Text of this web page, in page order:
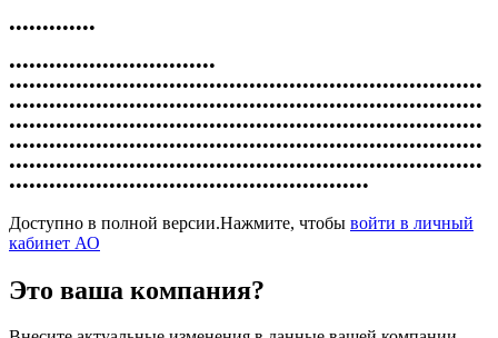
•••••••••••••
•••••••••••••••••••••••••••••••
•••••••••••••••••••••••••••••••••••••••••••••••••••••••••••••••••••••••
•••••••••••••••••••••••••••••••••••••••••••••••••••••••••••••••••••••••
•••••••••••••••••••••••••••••••••••••••••••••••••••••••••••••••••••••••
•••••••••••••••••••••••••••••••••••••••••••••••••••••••••••••••••••••••
•••••••••••••••••••••••••••••••••••••••••••••••••••••••••••••••••••••••
••••••••••••••••••••••••••••••••••••••••••••••••••••••
Доступно в полной версии.Нажмите, чтобы войти в личный
кабинет АО
Это ваша компания?